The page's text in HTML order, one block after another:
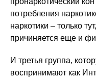
потребления
наркотики – только
причиняется еще и
И третья группа,
воспринимают как